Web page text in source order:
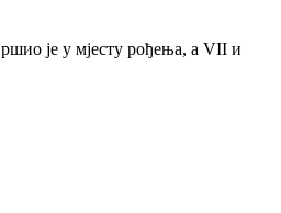
је у мјесту рођења, а VII и